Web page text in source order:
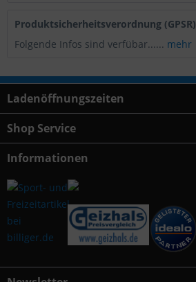
Produktsicherheitsverordnung (GPSR)
Folgende Infos sind verfübar...... mehr
Ladenöffnungszeiten
Shop Service
Informationen